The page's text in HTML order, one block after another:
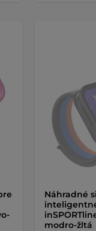
Náhradné
modro-žltá